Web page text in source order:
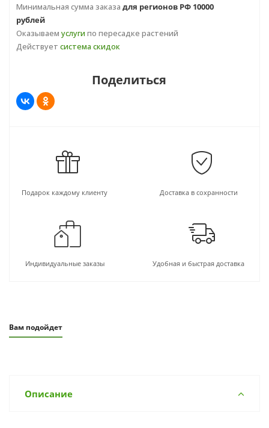
Минимальная сумма заказа для регионов РФ 10000
рублей
Оказываем услуги по пересадке растений
Действует система скидок
Поделиться
Подарок каждому клиенту Доставка в сохранности
Индивидуальные заказы Удобная и быстрая доставка
Вам подойдет
Описание